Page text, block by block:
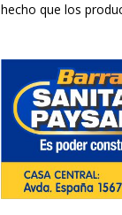
hecho que los